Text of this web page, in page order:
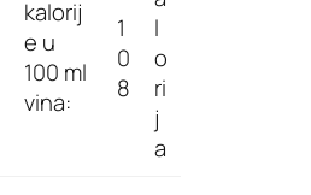
kalorij
e u
100 ml
vina:
1
0
8
l
o
ri
j
a